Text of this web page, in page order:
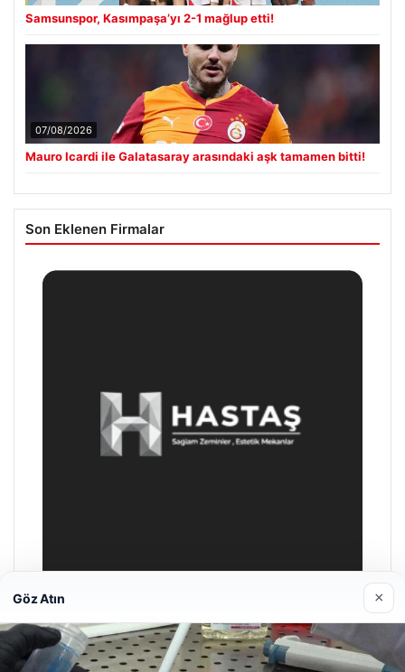
Samsunspor, Kasımpaşa’yı 2-1 mağlup etti!
07/08/2026
Mauro Icardi ile Galatasaray arasındaki aşk tamamen bitti!
Son Eklenen Firmalar
Prenses Night Club
29/04/2026
Göz Atın ×